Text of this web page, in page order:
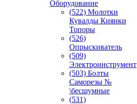
Оборудование
(522) Молотки
Кувалды Киянки
Топоры
(526)
Опрыскиватель
(509)
Электроинструмент
(503) Болты
Саморезы №
\бесшумные
(531)